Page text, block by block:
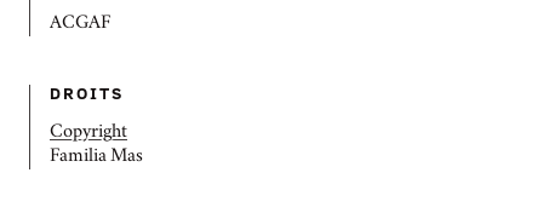
ACGAF
DROITS
Copyright
Familia Mas